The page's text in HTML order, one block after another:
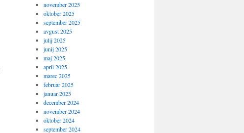
november 2025
oktober 2025
september 2025
avgust 2025
julij 2025
junij 2025
maj 2025
april 2025
marec 2025
februar 2025
januar 2025
december 2024
november 2024
oktober 2024
september 2024